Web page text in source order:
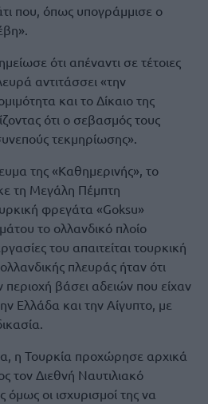
που, όπως υπογράμμισε ο
ότι απέναντι σε τέτοιες
αντιτάσσει «την
και το Δίκαιο της
ότι ο σεβασμός τους
τεκμηρίωσης».
της «Καθημερινής», το
τη Μεγάλη Πέμπτη
φρεγάτα «Goksu»
το ολλανδικό πλοίο
του απαιτείται τουρκική
πλευράς ήταν ότι
περιοχή βάσει αδειών που είχαν
Ελλάδα και την Αίγυπτο, με
η Τουρκία προχώρησε αρχικά
τον Διεθνή Ναυτιλιακό
οι ισχυρισμοί της να